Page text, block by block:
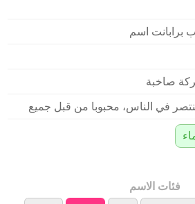
برابانت اسم
صاخبة
في الناس، محبوبا من قبل جميع
فئات الاسم